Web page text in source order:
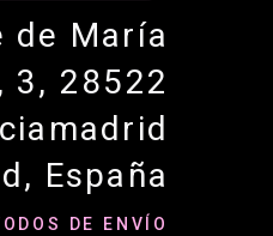
de María
3, 28522
España
DE ENVÍO